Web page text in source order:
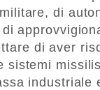
di
di aver
sistemi
industriale